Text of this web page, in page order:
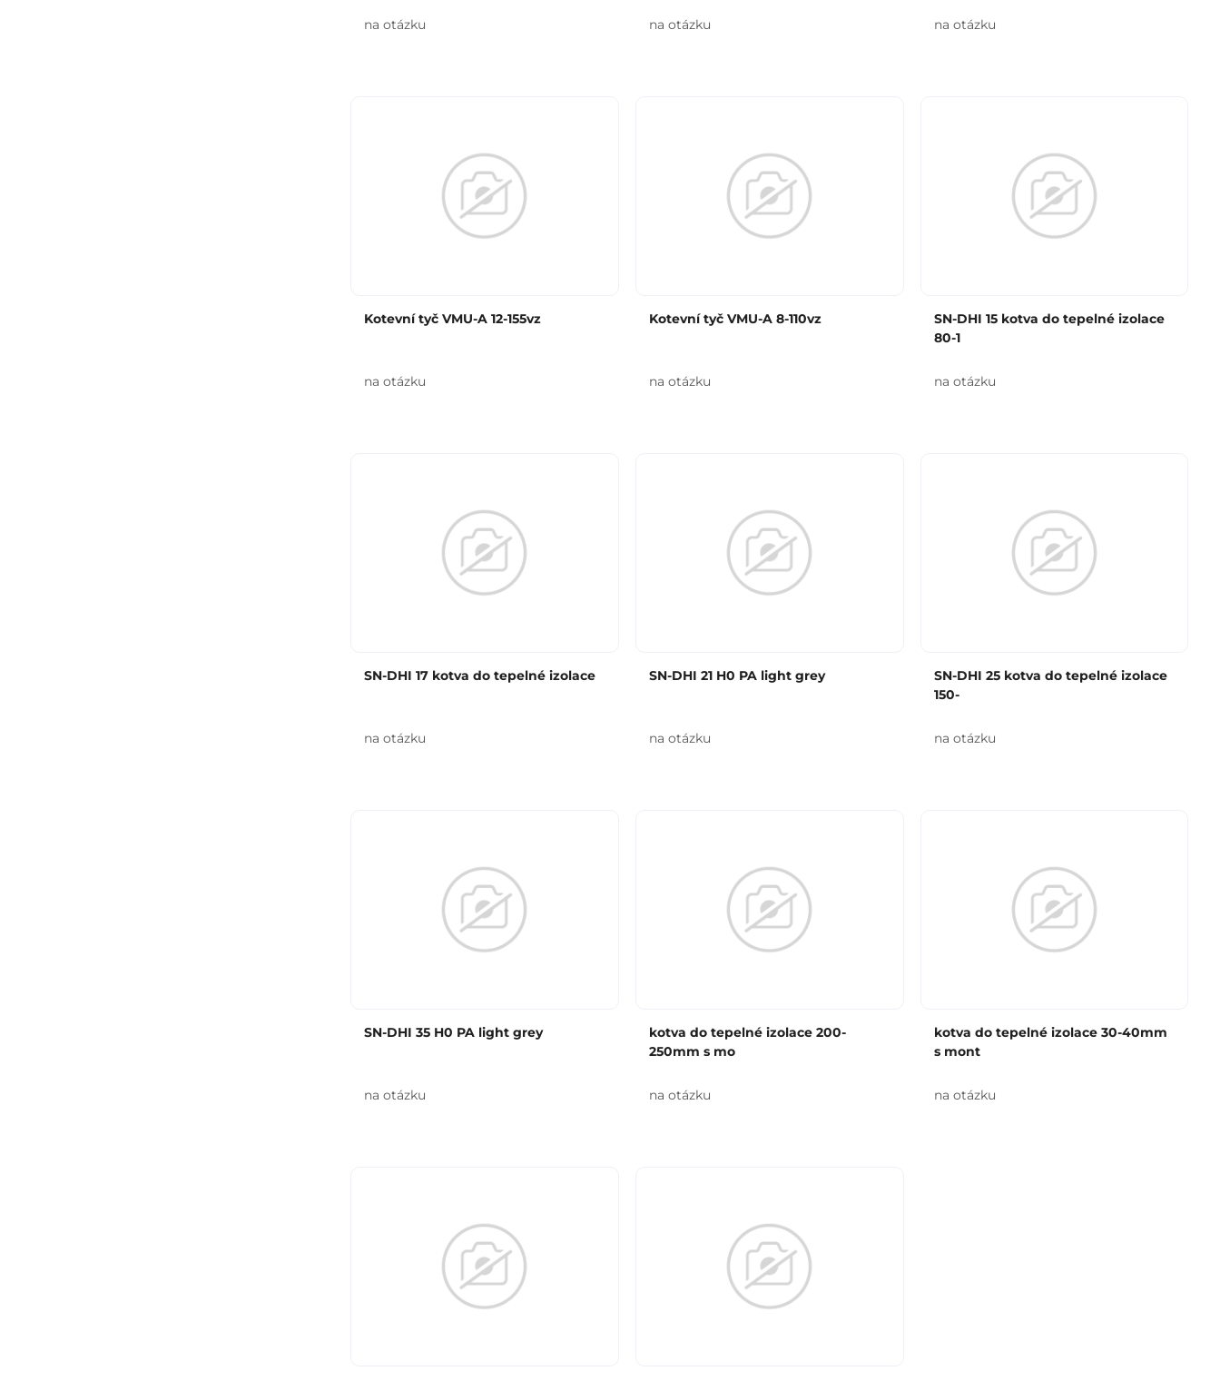
na otázku na otázku na otázku
Kotevní tyč VMU-A 12-155vz
na otázku
Kotevní tyč VMU-A 8-110vz
na otázku
SN-DHI 15 kotva do tepelné izolace
80-1
na otázku
SN-DHI 17 kotva do tepelné izolace
na otázku
SN-DHI 21 H0 PA light grey
na otázku
SN-DHI 25 kotva do tepelné izolace
150-
na otázku
SN-DHI 35 H0 PA light grey
na otázku
kotva do tepelné izolace 200-
250mm s mo
na otázku
kotva do tepelné izolace 30-40mm
s mont
na otázku